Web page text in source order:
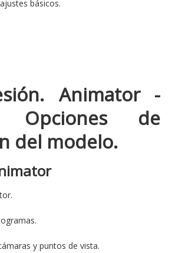
básicos.
. Animator -
Opciones de
del modelo.
y puntos de vista.